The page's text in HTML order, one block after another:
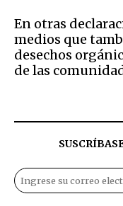
En otras
medios que
desechos
de las